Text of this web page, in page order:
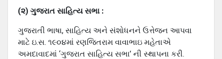
(૨) ગુજરાત સાહિત્‍ય સભા :
ગુજરાતી ભાષા, સાહિત્‍ય અને સંશોધનને ઉત્તેજન આપવા
માટે ઇ.સ. ૧૯૦૪માં રણજિતરામ વાવાભાઇ મહેતાએ
અમદાવાદમાં ‘ગુજરાત સાહિત્‍ય સભા’ ની સ્‍થાપના કરી.